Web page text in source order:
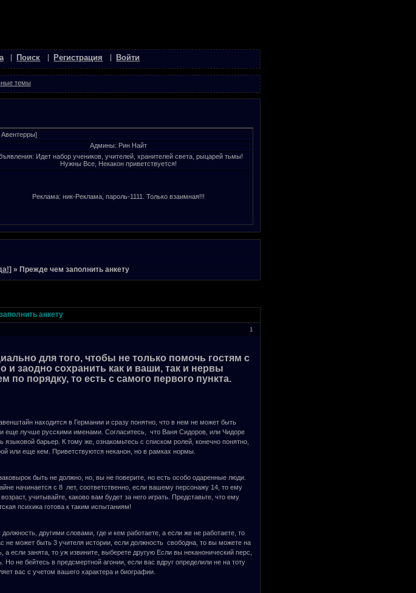
Поиск Регистрация Войти
темы
Авентерры]
Админы: Рин Найт
Идет набор учеников, учителей, хранителей света, рыцарей тьмы!
Нужны Все, Некакон приветствуется!
Реклама: ник-Реклама, пароль-1111. Только взаимная!!!
» Прежде чем заполнить анкету
анкету
1
для того, чтобы не только помочь гостям с
и заодно сохранить как и ваши, так и нервы
по порядку, то есть с самого первого пункта.
находится в Германии и сразу понятно, что в нем не может быть
еще лучше русскими именами. Согласитесь, что Ваня Сидоров, или Чидоре
языковой барьер. К тому же, ознакомьтесь с списком ролей, конечно понятно,
или еще кем. Приветствуются неканон, но в рамках нормы.
быть не должно, но, вы не поверите, но есть особо одаренные люди.
начинается с 8 лет, соответственно, если вашему персонажу 14, то ему
учитывайте, каково вам будет за него играть. Представьте, что ему
психика готова к таким испытаниям!
другими словами, где и кем работаете, а если же не работаете, то
не может быть 3 учителя истории, если должность свободна, то вы можете на
а если занята, то уж извините, выберете другую Если вы неканонический перс,
Но не бейтесь в предсмертной агонии, если вас вдруг определили не на тоту
вас с учетом вашего характера и биографии.